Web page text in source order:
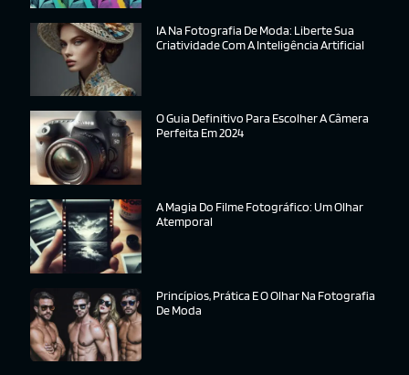
IA Na Fotografia De Moda: Liberte Sua
Criatividade Com A Inteligência Artificial
O Guia Definitivo Para Escolher A Câmera
Perfeita Em 2024
A Magia Do Filme Fotográfico: Um Olhar
Atemporal
Princípios, Prática E O Olhar Na Fotografia
De Moda